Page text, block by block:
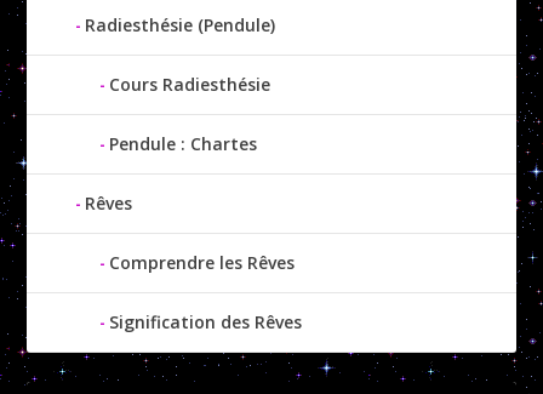
Radiesthésie (Pendule)
Cours Radiesthésie
Pendule : Chartes
Rêves
Comprendre les Rêves
Signification des Rêves